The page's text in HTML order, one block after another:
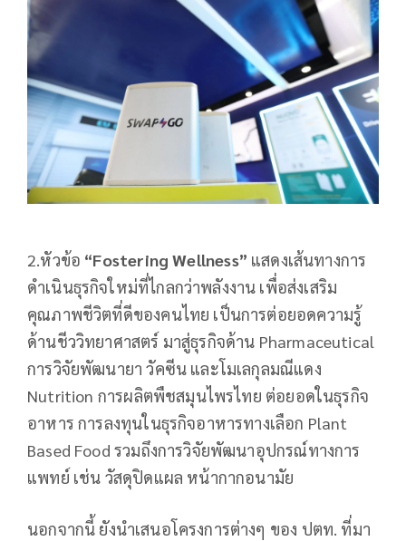
2.หัวข้อ “Fostering Wellness” แสดงเส้นทางการ
ดำเนินธุรกิจใหม่ที่ไกลกว่าพลังงาน เพื่อส่งเสริม
คุณภาพชีวิตที่ดีของคนไทย เป็นการต่อยอดความรู้
ด้านชีววิทยาศาสตร์ มาสู่ธุรกิจด้าน Pharmaceutical
การวิจัยพัฒนายา วัคซีน และโมเลกุลมณีแดง
Nutrition การผลิตพืชสมุนไพรไทย ต่อยอดในธุรกิจ
อาหาร การลงทุนในธุรกิจอาหารทางเลือก Plant
Based Food รวมถึงการวิจัยพัฒนาอุปกรณ์ทางการ
แพทย์ เช่น วัสดุปิดแผล หน้ากากอนามัย
นอกจากนี้ ยังนำเสนอโครงการต่างๆ ของ ปตท. ที่มา